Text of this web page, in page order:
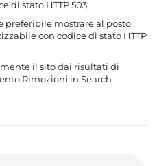
di stato HTTP 503;
preferibile mostrare al posto
con codice di stato HTTP
il sito dai risultati di
Rimozioni in Search